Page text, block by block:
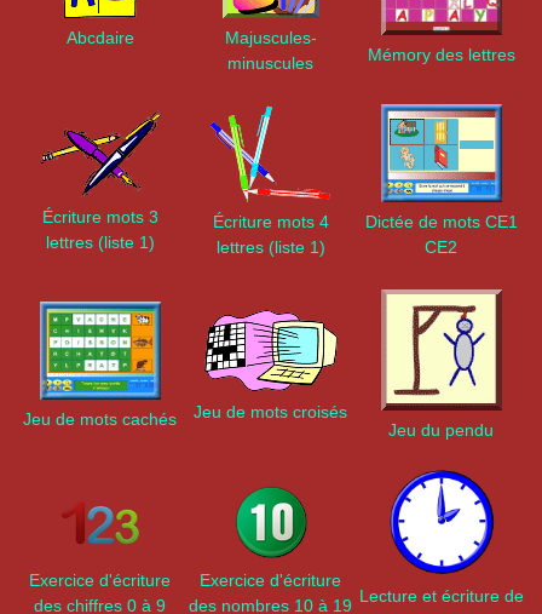
Abcdaire
Majuscules-
minuscules
Mémory des lettres
Écriture mots 3
lettres (liste 1)
Écriture mots 4
lettres (liste 1)
Dictée de mots CE1
CE2
Jeu de mots cachés
Jeu de mots croisés
Jeu du pendu
Exercice d'écriture
des chiffres 0 à 9
Exercice d'écriture
des nombres 10 à 19 Lecture et écriture de